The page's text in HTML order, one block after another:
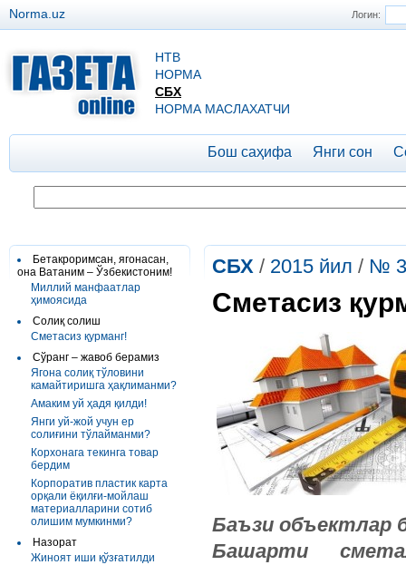
Логин:
Norma.uz
НТВ
НОРМА
СБХ
НОРМА МАСЛАХАТЧИ
Бош саҳифа Янги сон
Бетакроримсан, ягонасан,
она Ватаним – Ўзбекистоним!
Миллий манфаатлар
ҳимоясида
Солиқ солиш
Сметасиз қурманг!
Сўранг – жавоб берамиз
Ягона солиқ тўловини
камайтиришга ҳақлиманми?
Амаким уй ҳадя қилди!
Янги уй-жой учун ер
солиғини тўлайманми?
Корхонага текинга товар
бердим
Корпоратив пластик карта
орқали ёқилғи-мойлаш
материалларини сотиб
олишим мумкинми?
Назорат
Жиноят иши қўзғатилди
СБХ / 2015 йил / №
Сметасиз
Баъзи объектлар
Башарти